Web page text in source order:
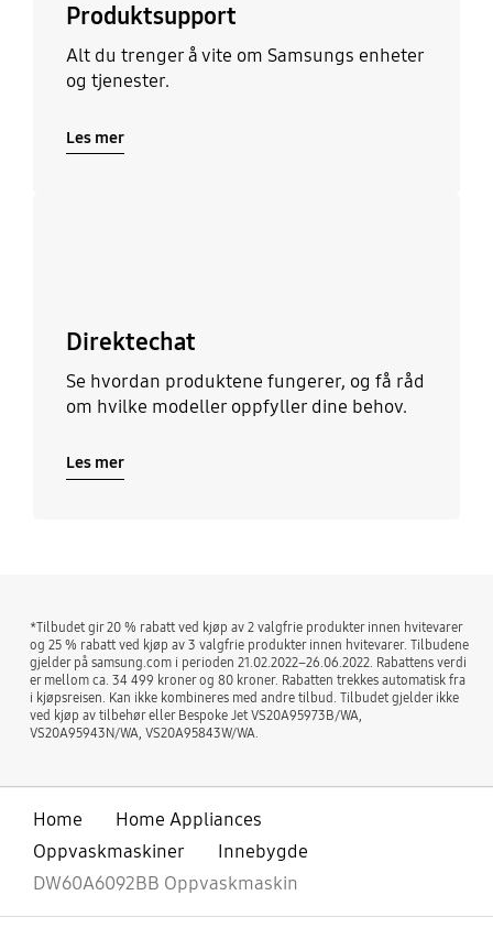
Produktsupport
Alt du trenger å vite om Samsungs enheter
og tjenester.
Les mer
Direktechat
Se hvordan produktene fungerer, og få råd
om hvilke modeller oppfyller dine behov.
Les mer
*Tilbudet gir 20 % rabatt ved kjøp av 2 valgfrie produkter innen hvitevarer
og 25 % rabatt ved kjøp av 3 valgfrie produkter innen hvitevarer. Tilbudene
gjelder på samsung.com i perioden 21.02.2022–26.06.2022. Rabattens verdi
er mellom ca. 34 499 kroner og 80 kroner. Rabatten trekkes automatisk fra
i kjøpsreisen. Kan ikke kombineres med andre tilbud. Tilbudet gjelder ikke
ved kjøp av tilbehør eller Bespoke Jet VS20A95973B/WA,
VS20A95943N/WA, VS20A95843W/WA.
Home
Home Appliances
Oppvaskmaskiner
Innebygde
DW60A6092BB Oppvaskmaskin